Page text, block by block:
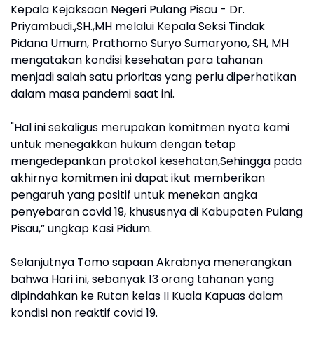
Kepala Kejaksaan Negeri Pulang Pisau - Dr.
Priyambudi.,SH.,MH melalui Kepala Seksi Tindak
Pidana Umum, Prathomo Suryo Sumaryono, SH, MH
mengatakan kondisi kesehatan para tahanan
menjadi salah satu prioritas yang perlu diperhatikan
dalam masa pandemi saat ini.
"Hal ini sekaligus merupakan komitmen nyata kami
untuk menegakkan hukum dengan tetap
mengedepankan protokol kesehatan,Sehingga pada
akhirnya komitmen ini dapat ikut memberikan
pengaruh yang positif untuk menekan angka
penyebaran covid 19, khususnya di Kabupaten Pulang
Pisau,” ungkap Kasi Pidum.
Selanjutnya Tomo sapaan Akrabnya menerangkan
bahwa Hari ini, sebanyak 13 orang tahanan yang
dipindahkan ke Rutan kelas II Kuala Kapuas dalam
kondisi non reaktif covid 19.